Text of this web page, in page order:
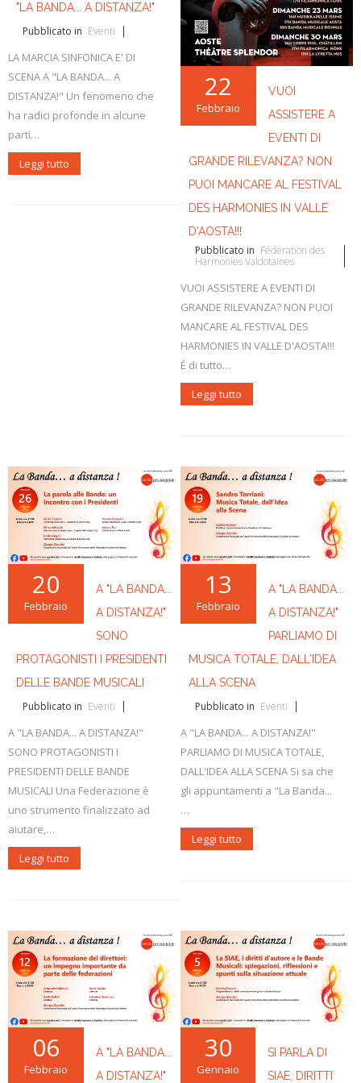
"LA BANDA... A DISTANZA!"
Pubblicato in Eventi
LA MARCIA SINFONICA E' DI
SCENA A "LA BANDA... A
DISTANZA!" Un fenomeno che
ha radici profonde in alcune
parti…
Leggi tutto
22
Febbraio
VUOI
ASSISTERE A
EVENTI DI
GRANDE RILEVANZA? NON
PUOI MANCARE AL FESTIVAL
DES HARMONIES IN VALLE
D'AOSTA!!!
Pubblicato in Fédération des
Harmonies Valdotaines
VUOI ASSISTERE A EVENTI DI
GRANDE RILEVANZA? NON PUOI
MANCARE AL FESTIVAL DES
HARMONIES IN VALLE D'AOSTA!!!
É di tutto…
Leggi tutto
20
Febbraio
A "LA BANDA...
A DISTANZA!"
SONO
PROTAGONISTI I PRESIDENTI
DELLE BANDE MUSICALI
Pubblicato in Eventi
A "LA BANDA... A DISTANZA!"
SONO PROTAGONISTI I
PRESIDENTI DELLE BANDE
MUSICALI Una Federazione è
uno strumento finalizzato ad
aiutare,…
Leggi tutto
13
Febbraio
A "LA BANDA...
A DISTANZA!"
PARLIAMO DI
MUSICA TOTALE, DALL'IDEA
ALLA SCENA
Pubblicato in Eventi
A "LA BANDA... A DISTANZA!"
PARLIAMO DI MUSICA TOTALE,
DALL'IDEA ALLA SCENA Si sa che
gli appuntamenti a "La Banda...
…
Leggi tutto
06
Febbraio
A "LA BANDA...
A DISTANZA!"
30
Gennaio
SI PARLA DI
SIAE, DIRITTI
Legislativa
Didattica
Brani d'obbligo 2008
Linee guida letteratura bandistica
RISORSE PER I COMPOSITORI
Brani da concorso